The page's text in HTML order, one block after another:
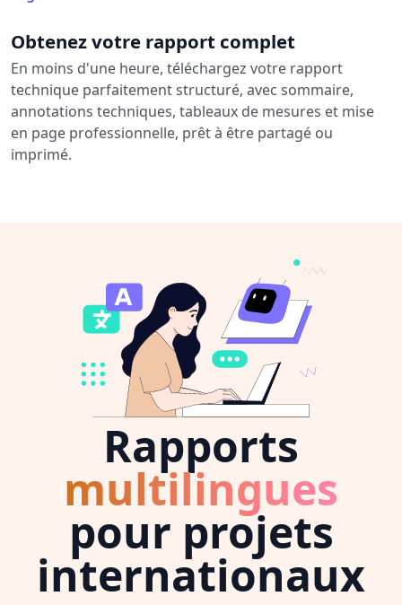
Obtenez votre rapport complet
En moins d'une heure, téléchargez votre rapport
technique parfaitement structuré, avec sommaire,
annotations techniques, tableaux de mesures et mise
en page professionnelle, prêt à être partagé ou
imprimé.
Rapports
multilingues
pour projets
internationaux